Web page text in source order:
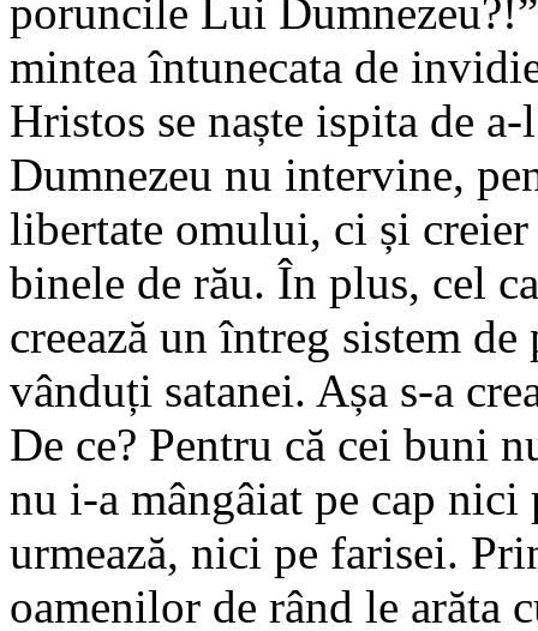
poruncile Lui
mintea întunecata de
Hristos se naște ispita de
Dumnezeu nu intervine,
libertate omului, ci și creier
binele de rău. În plus, cel
creează un întreg sistem
vânduți satanei. Așa s-a
De ce? Pentru că cei buni
nu i-a mângâiat pe cap nici
urmează, nici pe farisei.
oamenilor de rând le arăta